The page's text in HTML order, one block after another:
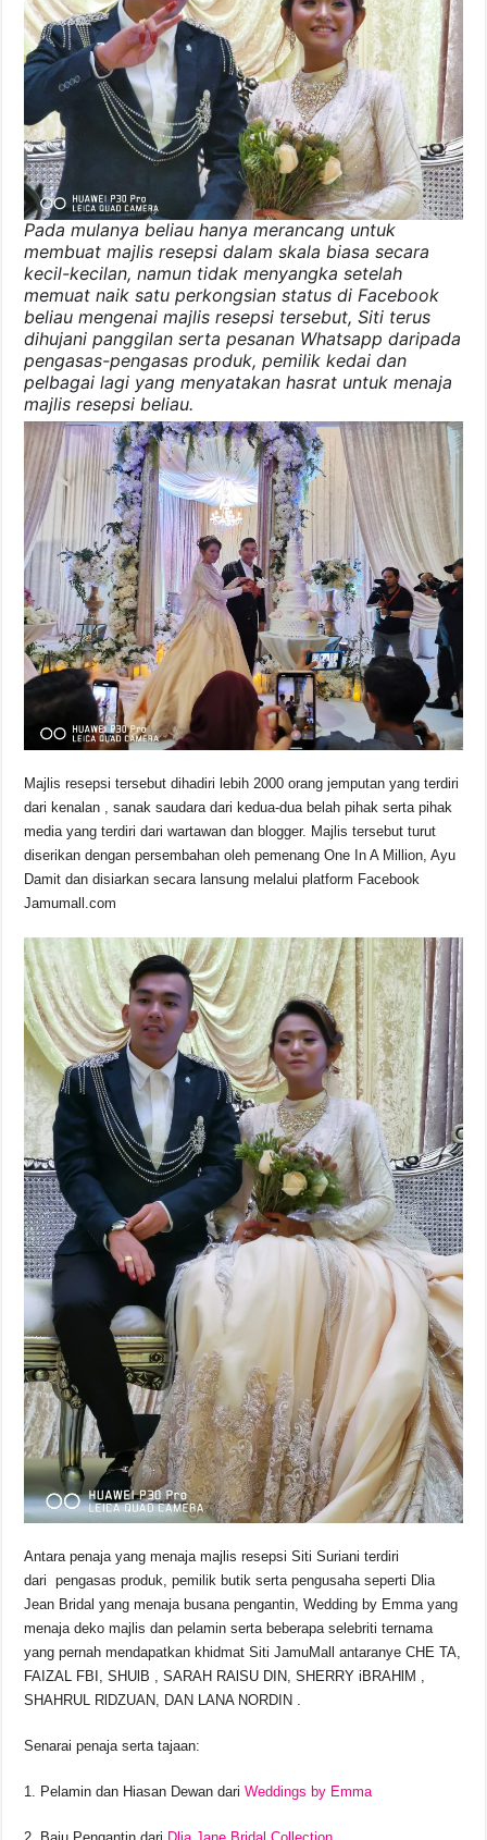
Pada mulanya beliau hanya merancang untuk
membuat majlis resepsi dalam skala biasa secara
kecil-kecilan, namun tidak menyangka setelah
memuat naik satu perkongsian status di Facebook
beliau mengenai majlis resepsi tersebut, Siti terus
dihujani panggilan serta pesanan Whatsapp daripada
pengasas-pengasas produk, pemilik kedai dan
pelbagai lagi yang menyatakan hasrat untuk menaja
majlis resepsi beliau.
Majlis resepsi tersebut dihadiri lebih 2000 orang jemputan yang terdiri
dari kenalan , sanak saudara dari kedua-dua belah pihak serta pihak
media yang terdiri dari wartawan dan blogger. Majlis tersebut turut
diserikan dengan persembahan oleh pemenang One In A Million, Ayu
Damit dan disiarkan secara lansung melalui platform Facebook
Jamumall.com
Antara penaja yang menaja majlis resepsi Siti Suriani terdiri
dari pengasas produk, pemilik butik serta pengusaha seperti Dlia
Jean Bridal yang menaja busana pengantin, Wedding by Emma yang
menaja deko majlis dan pelamin serta beberapa selebriti ternama
yang pernah mendapatkan khidmat Siti JamuMall antaranye CHE TA,
FAIZAL FBI, SHUlB , SARAH RAlSU DIN, SHERRY iBRAHlM ,
SHAHRUL RlDZUAN, DAN LANA NORDIN .
Senarai penaja serta tajaan:
Pelamin dan Hiasan Dewan dariWeddings by Emma